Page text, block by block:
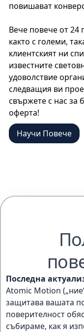
повишават
Вече повече от
както с големи,
клиентският ни
известните
удоволствие
следващия ви
свържете с нас за
оферта!
Научи Повече
Последна
Atomic Motion
защитава вашата
поверителност
събираме, как я